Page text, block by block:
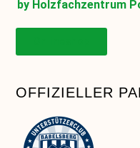
by Holzfachzentrum
OFFIZIELLER